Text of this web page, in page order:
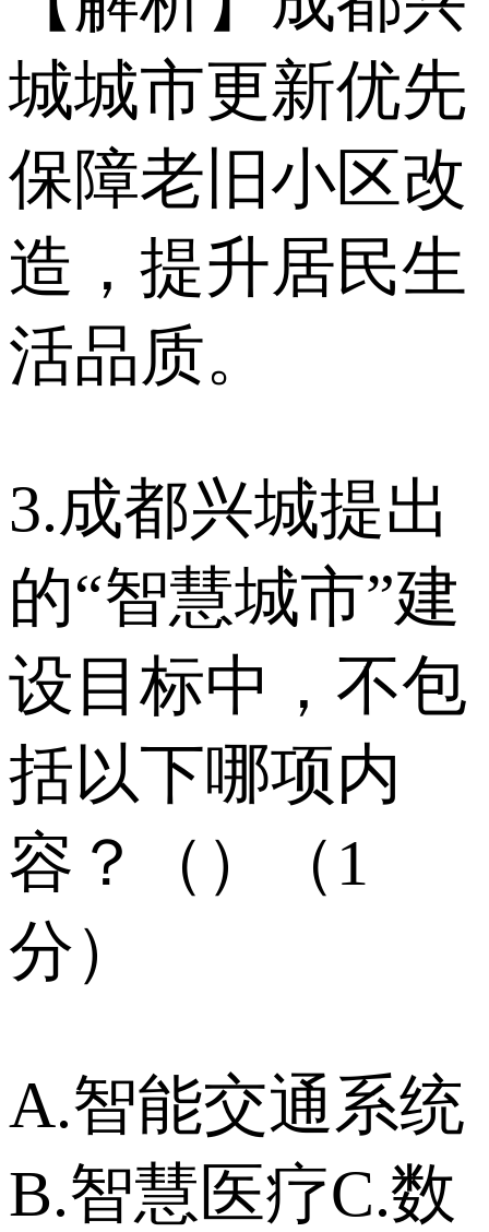
城城市更新优先
保障老旧小区改
造，提升居民生
活品质。
3.成都兴城提出
的“智慧城市”建
设目标中，不包
括以下哪项内
容？（）（1
分）
A.智能交通系统
B.智慧医疗C.数